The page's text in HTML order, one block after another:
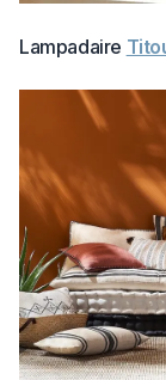
Lampadaire